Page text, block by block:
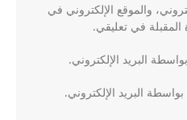
والموقع الإلكتروني في
المقبلة في تعليقي.
البريد الإلكتروني.
البريد الإلكتروني.